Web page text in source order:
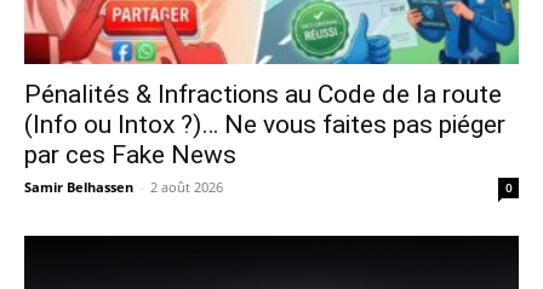
Pénalités & Infractions au Code de la route
(Info ou Intox ?)… Ne vous faites pas piéger
par ces Fake News
Samir Belhassen - 2 août 2026 0